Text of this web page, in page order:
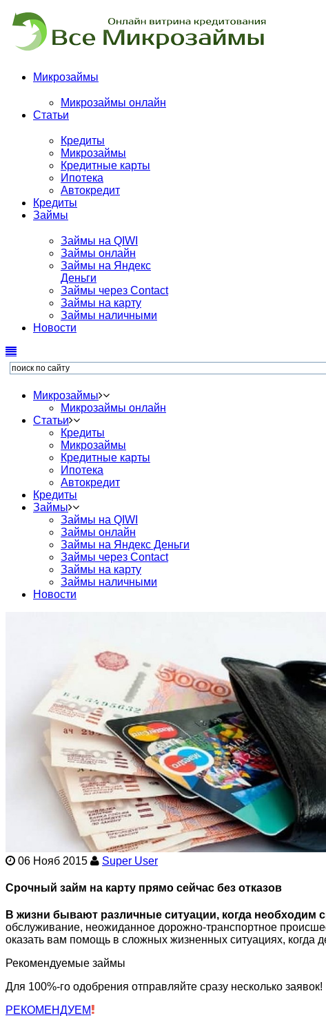
Микрозаймы
Микрозаймы онлайн
Статьи
Кредиты
Микрозаймы
Кредитные карты
Ипотека
Автокредит
Кредиты
Займы
Займы на QIWI
Займы онлайн
Займы на Яндекс
Деньги
Займы через Contact
Займы на карту
Займы наличными
Новости
Микрозаймы
Микрозаймы онлайн
Статьи
Кредиты
Микрозаймы
Кредитные карты
Ипотека
Автокредит
Кредиты
Займы
Займы на QIWI
Займы онлайн
Займы на Яндекс Деньги
Займы через Contact
Займы на карту
Займы наличными
Новости
06 Нояб 2015 Super User
Срочный займ на карту прямо сейчас без отказов
В жизни бывают различные ситуации, когда необходим
обслуживание, неожиданное дорожно-транспортное
оказать вам помощь в сложных жизненных ситуациях, когда
Рекомендуемые займы
Для 100%-го одобрения отправляйте сразу несколько заявок!
РЕКОМЕНДУЕМ